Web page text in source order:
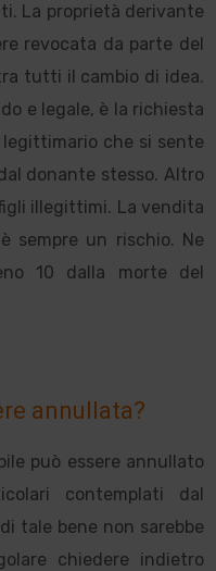
La proprietà derivante
revocata da parte del
tutti il cambio di idea.
e legale, è la richiesta
che si sente
donante stesso. Altro
illegittimi. La vendita
sempre un rischio. Ne
10 dalla morte del
annullata?
può essere annullato
contemplati dal
tale bene non sarebbe
chiedere indietro